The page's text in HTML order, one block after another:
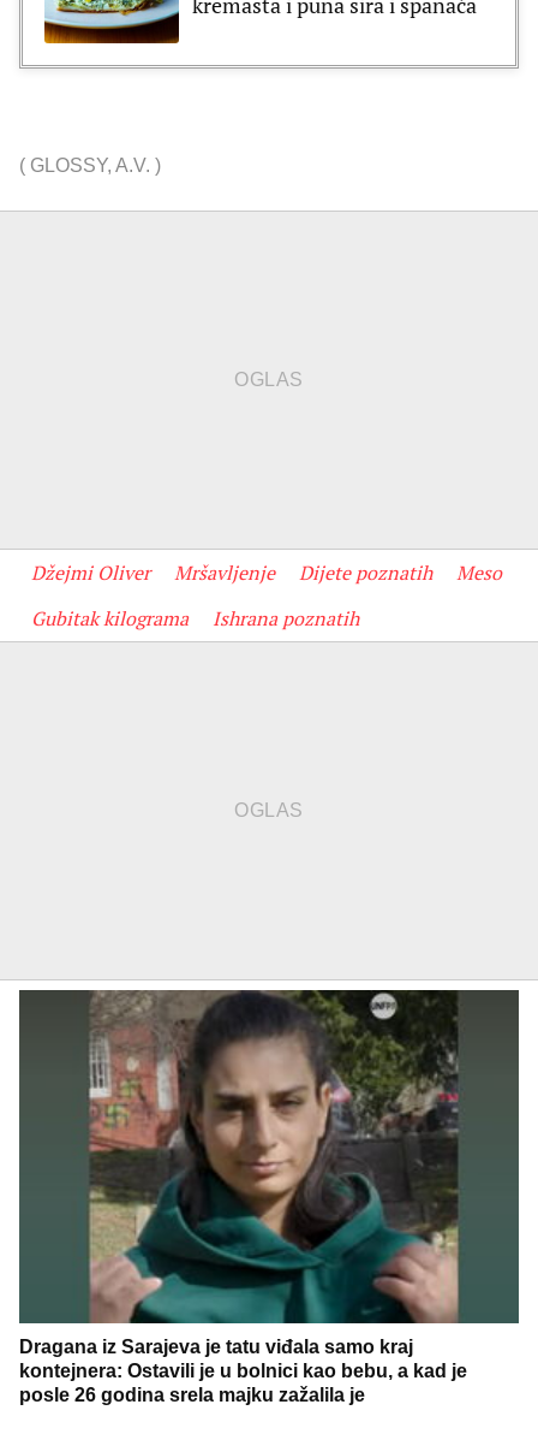
( GLOSSY, A.V. )
Džejmi Oliver Mršavljenje Dijete poznatih
Meso
Gubitak kilograma
Ishrana poznatih
Dragana iz Sarajeva je tatu viđala samo kraj
kontejnera: Ostavili je u bolnici kao bebu, a kad je
posle 26 godina srela majku zažalila je